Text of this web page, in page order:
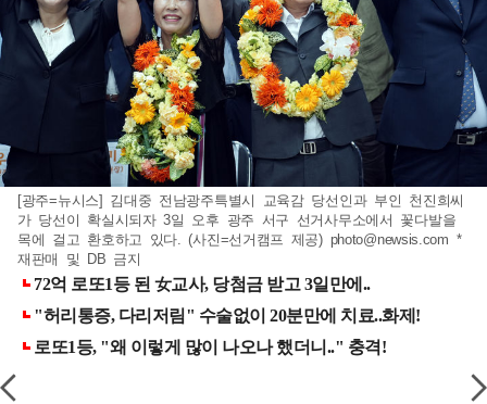
[광주=뉴시스] 김대중 전남광주특별시 교육감 당선인과 부인 천진희씨
가 당선이 확실시되자 3일 오후 광주 서구 선거사무소에서 꽃다발을
목에 걸고 환호하고 있다. (사진=선거캠프 제공) photo@newsis.com *
재판매 및 DB 금지